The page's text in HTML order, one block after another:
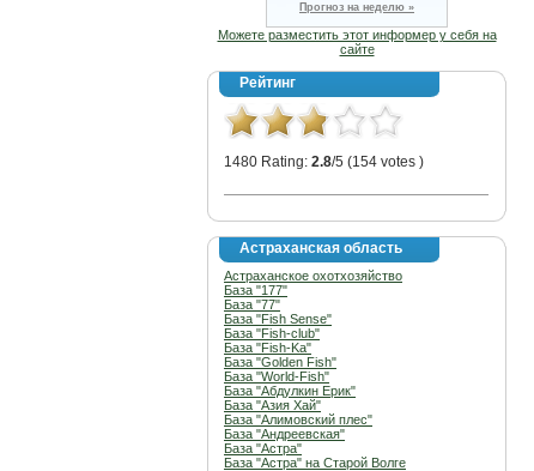
Прогноз на неделю »
Можете разместить этот информер у себя на
сайте
Рейтинг
1480 Rating: 2.8/5 (154 votes )
Астраханская область
Астраханское охотхозяйство
База "177"
База "77"
База "Fish Sense"
База "Fish-club"
База "Fish-Ka"
База "Golden Fish"
База "World-Fish"
База "Абдулкин Ерик"
База "Азия Хай"
База "Алимовский плес"
База "Андреевская"
База "Астра"
База "Астра" на Старой Волге